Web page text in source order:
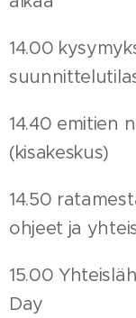
14.00
14.40 emitien
(kisakeskus)
14.50
ohjeet ja
15.00
Day